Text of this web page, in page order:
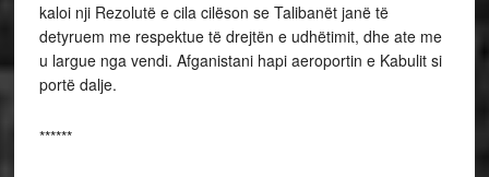
kaloi nji Rezolutë e cila cilëson se Talibanët janë të
detyruem me respektue të drejtën e udhëtimit, dhe ate me
u largue nga vendi. Afganistani hapi aeroportin e Kabulit si
portë dalje.
******